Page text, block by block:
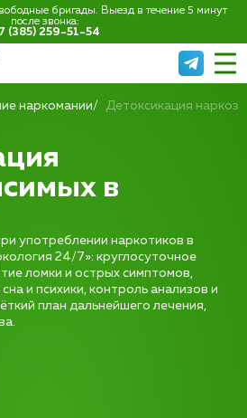
бригады. Выезд в течение 5 минут
после звонка:
(385) 259-51-54
наркомании Детоксикация
в
употреблении наркотиков в
24/7»: круглосуточное
ломки и острых симптомов,
и психики, контроль анализов и
план дальнейшего лечения,